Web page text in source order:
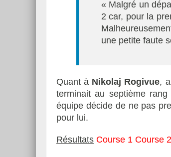
« Malgré un
2 car, pour la
une petite faute
Quant à Nikolaj Rogivue,
terminait au septième
équipe décide de ne pas
pour lui.
Résultats Course 1 Course 2